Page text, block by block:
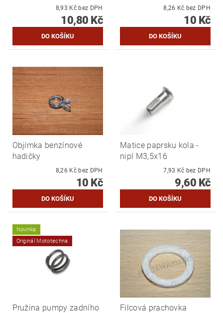
8,93 Kč bez DPH
10,80 Kč
8,26 Kč bez DPH
10 Kč
Objímka benzínové
hadičky
8,26 Kč bez DPH
10 Kč
Matice paprsku kola -
nipl M3,5x16
7,93 Kč bez DPH
9,60 Kč
Novinka
Originál Mototechna
Pružina pumpy zadního
Filcová prachovka